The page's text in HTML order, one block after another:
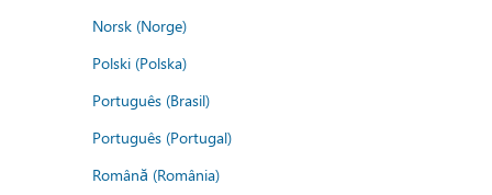
Norsk (Norge)
Polski (Polska)
Português (Brasil)
Português (Portugal)
Română (România)